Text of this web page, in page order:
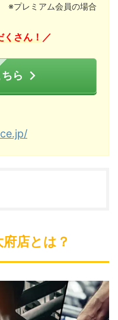
※プレミアム会員の場合
くさん！ ／
ら
店とは？